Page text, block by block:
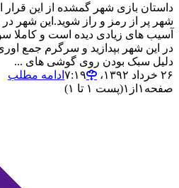
داستان بازی شهر گمشده از این قرار
شهر پر از رمز و راز شوید.این شهر
آسیب های زیادی دیده است و کاملا
در این شهر بپدازید و سرگرم جمع
دلیل سبک بودن روی گوشی های ...
۲۶ خرداد ۱۳۹۲،‏ ۷:۱۹
ادامه مطلب
صفحه ۱ از ۱(پست ۱ تا ۱)